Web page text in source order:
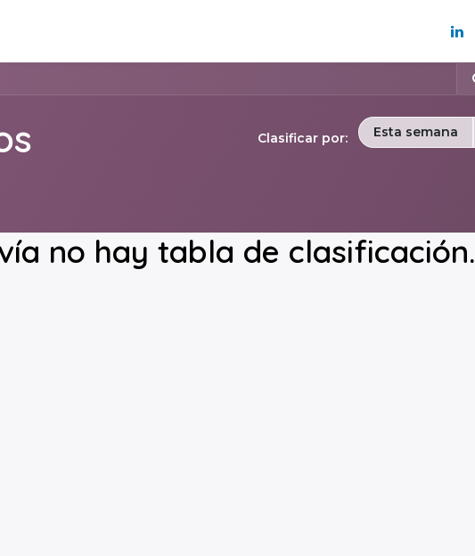
Clasificar por: Esta semana
no hay tabla de clasificación.